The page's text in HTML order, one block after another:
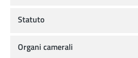
Statuto
Organi camerali